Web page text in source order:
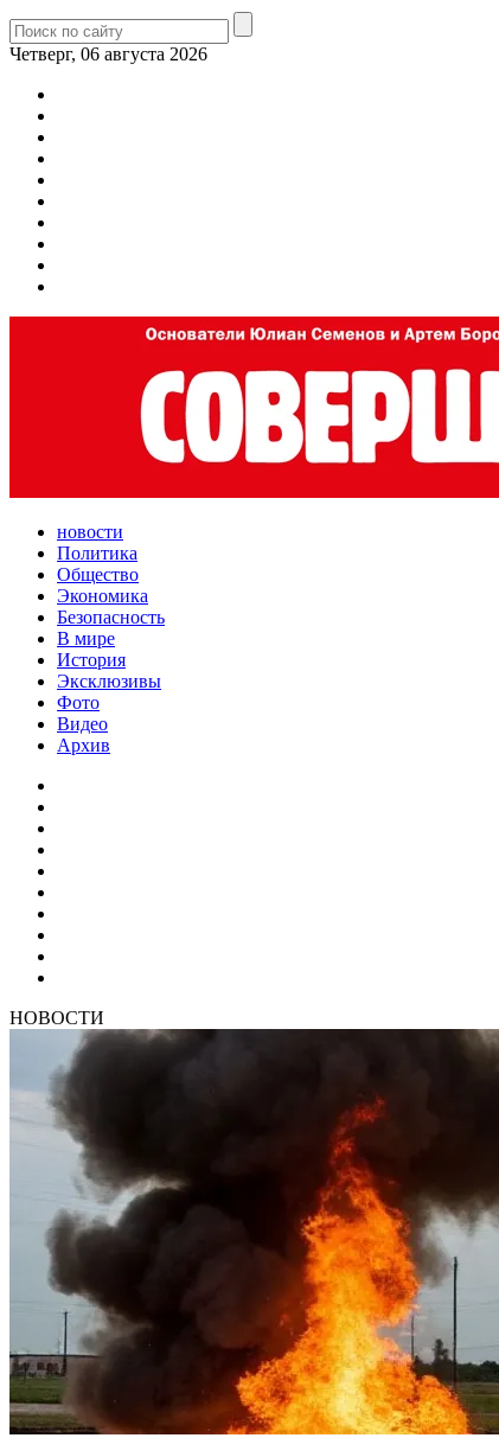
Четверг, 06 августа 2026
новости
Политика
Общество
Экономика
Безопасность
В мире
История
Эксклюзивы
Фото
Видео
Архив
НОВОСТИ